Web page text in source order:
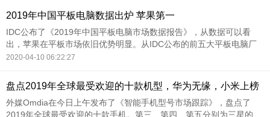
2019年中国平板电脑数据出炉 苹果第一
IDC公布了《2019年中国平板电脑市场数据报告》，从数据可以看
出，苹果在平板市场依旧优势明显。从IDC公布的前五大平板电脑厂
商数据来看，苹果依旧是第一位，其在2019年的出货量高达856万
2020-04-10 06:22:27
盘点2019年全球最受欢迎的十款机型，华为无缘，小米上榜
​外媒Omdia在今日上午发布了《智能手机型号市场跟踪》，盘点了
2019年全球最受欢迎的十款手机。第三、第四、第五分别为三星的